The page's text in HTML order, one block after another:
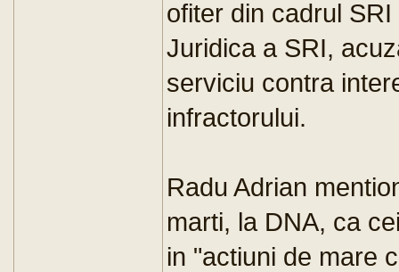
ofiter din cadrul
Juridica a SRI,
serviciu contra
infractorului.
Radu Adrian
marti, la DNA, ca
in "actiuni de mare